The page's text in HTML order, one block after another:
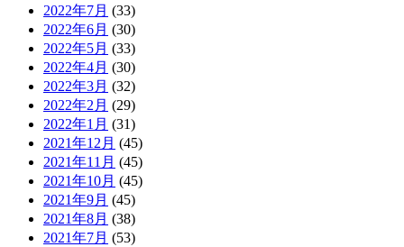
2022年7月 (33)
2022年6月 (30)
2022年5月 (33)
2022年4月 (30)
2022年3月 (32)
2022年2月 (29)
2022年1月 (31)
2021年12月 (45)
2021年11月 (45)
2021年10月 (45)
2021年9月 (45)
2021年8月 (38)
2021年7月 (53)